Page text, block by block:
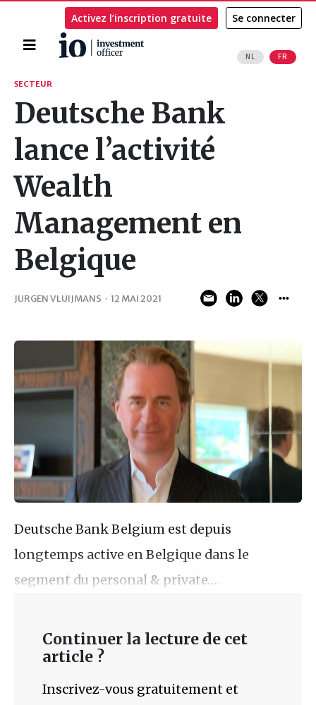
Accueil
NL FR
Activez l’inscription gratuite Se connecter
Rechercher
SECTEUR
Deutsche Bank
lance l’activité
Wealth
Management en
Belgique
JURGEN VLUIJMANS · 12 MAI 2021
Deutsche Bank Belgium est depuis
longtemps active en Belgique dans le
segment du personal & private…
Continuer la lecture de cet
article ?
Inscrivez-vous gratuitement et